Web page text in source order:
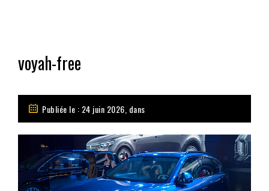
voyah-free
Publiée le : 24 juin 2026, dans